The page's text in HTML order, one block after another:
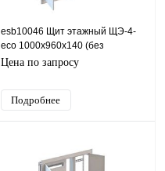
esb10046 Щит этажный ЩЭ-4-
eco 1000х960х140 (без
покраски) ESB (сталь), IP31,
Цена по запросу
Подробнее